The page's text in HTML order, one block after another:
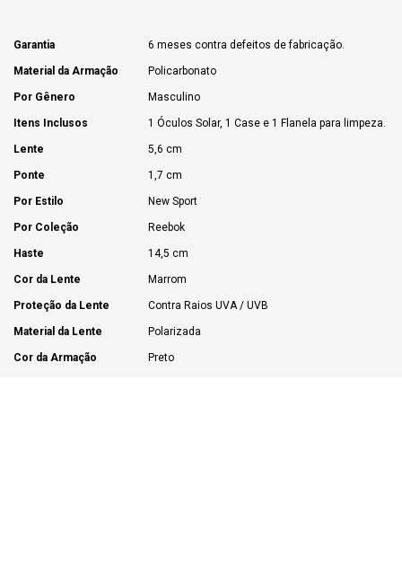
Garantia 6 meses contra defeitos de fabricação.
Material da Armação Policarbonato
Por Gênero Masculino
Itens Inclusos 1 Óculos Solar, 1 Case e 1 Flanela para limpeza.
Lente 5,6 cm
Ponte 1,7 cm
Por Estilo New Sport
Por Coleção Reebok
Haste 14,5 cm
Cor da Lente Marrom
Proteção da Lente Contra Raios UVA / UVB
Material da Lente Polarizada
Cor da Armação Preto